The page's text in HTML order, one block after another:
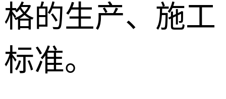
格的生产、施工
标准。